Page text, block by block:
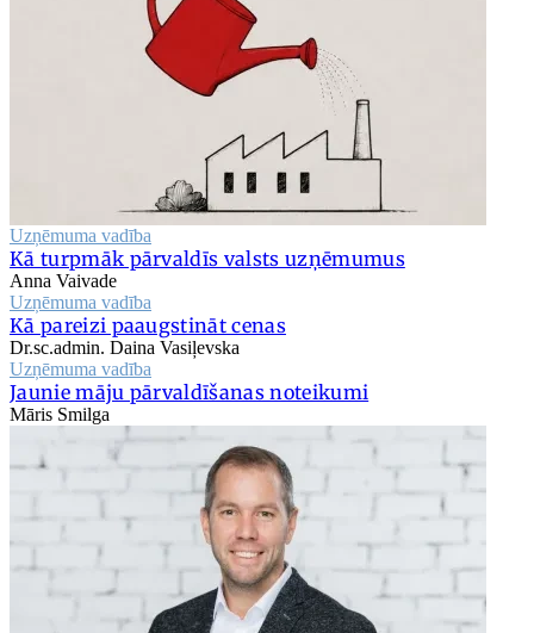
Uzņēmuma vadība
Kā turpmāk pārvaldīs valsts uzņēmumus
Anna Vaivade
Uzņēmuma vadība
Kā pareizi paaugstināt cenas
Dr.sc.admin. Daina Vasiļevska
Uzņēmuma vadība
Jaunie māju pārvaldīšanas noteikumi
Māris Smilga